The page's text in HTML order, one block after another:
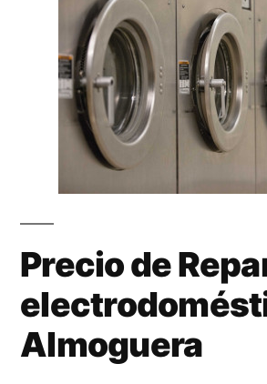
Precio de
Almoguera